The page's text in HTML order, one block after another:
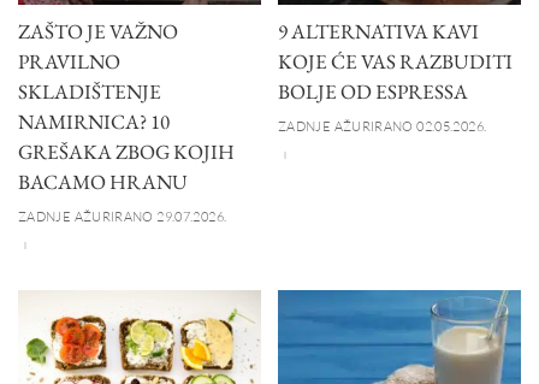
ZAŠTO JE VAŽNO
PRAVILNO
SKLADIŠTENJE
NAMIRNICA? 10
GREŠAKA ZBOG KOJIH
BACAMO HRANU
ZADNJE AŽURIRANO 29.07.2026.
9 ALTERNATIVA KAVI
KOJE ĆE VAS RAZBUDITI
BOLJE OD ESPRESSA
ZADNJE AŽURIRANO 02.05.2026.